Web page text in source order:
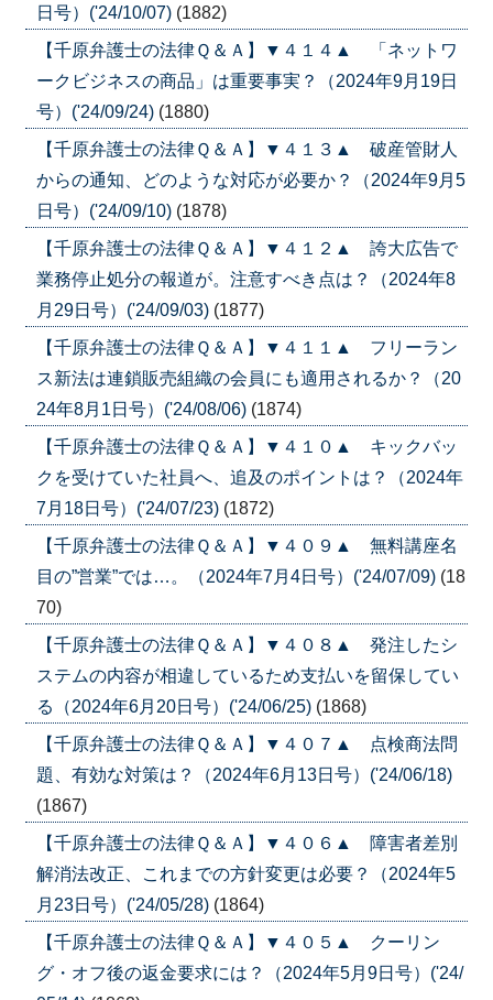
日号）('24/10/07) (1882)
【千原弁護士の法律Ｑ＆Ａ】▼４１４▲ 「ネットワ
ークビジネスの商品」は重要事実？（2024年9月19日
号）('24/09/24) (1880)
【千原弁護士の法律Ｑ＆Ａ】▼４１３▲ 破産管財人
からの通知、どのような対応が必要か？（2024年9月5
日号）('24/09/10) (1878)
【千原弁護士の法律Ｑ＆Ａ】▼４１２▲ 誇大広告で
業務停止処分の報道が。注意すべき点は？（2024年8
月29日号）('24/09/03) (1877)
【千原弁護士の法律Ｑ＆Ａ】▼４１１▲ フリーラン
ス新法は連鎖販売組織の会員にも適用されるか？（20
24年8月1日号）('24/08/06) (1874)
【千原弁護士の法律Ｑ＆Ａ】▼４１０▲ キックバッ
クを受けていた社員へ、追及のポイントは？（2024年
7月18日号）('24/07/23) (1872)
【千原弁護士の法律Ｑ＆Ａ】▼４０９▲ 無料講座名
目の”営業”では…。（2024年7月4日号）('24/07/09) (18
70)
【千原弁護士の法律Ｑ＆Ａ】▼４０８▲ 発注したシ
ステムの内容が相違しているため支払いを留保してい
る（2024年6月20日号）('24/06/25) (1868)
【千原弁護士の法律Ｑ＆Ａ】▼４０７▲ 点検商法問
題、有効な対策は？（2024年6月13日号）('24/06/18)
(1867)
【千原弁護士の法律Ｑ＆Ａ】▼４０６▲ 障害者差別
解消法改正、これまでの方針変更は必要？（2024年5
月23日号）('24/05/28) (1864)
【千原弁護士の法律Ｑ＆Ａ】▼４０５▲ クーリン
グ・オフ後の返金要求には？（2024年5月9日号）('24/